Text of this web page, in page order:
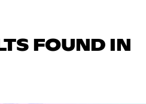
FOUND IN